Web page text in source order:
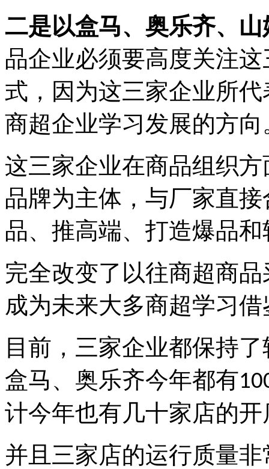
二是以盒马、奥乐齐、
品企业必须要高度关注
式，因为这三家企业所
商超企业学习发展的方向
这三家企业在商品组织
品牌为主体，与厂家直
品、推高端、打造爆品
完全改变了以往商超商
成为未来大多商超学习
目前，三家企业都保持
盒马、奥乐齐今年都有
计今年也有几十家店的
并且三家店的运行质量